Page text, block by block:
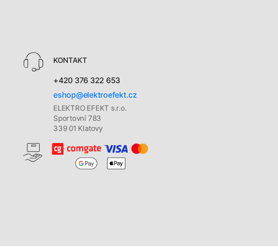
KONTAKT
+420 376 322 653
eshop@elektroefekt.cz
ELEKTRO EFEKT s.r.o.
Sportovní 783
339 01 Klatovy